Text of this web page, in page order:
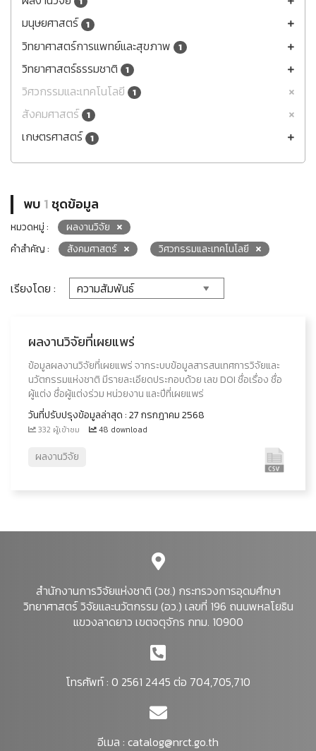
มนุษยศาสตร์ 1
วิทยาศาสตร์การแพทย์และสุขภาพ 1
วิทยาศาสตร์ธรรมชาติ 1
วิศวกรรมและเทคโนโลยี 1
สังคมศาสตร์ 1
เกษตรศาสตร์ 1
พบ 1ชุดข้อมูล
หมวดหมู่ :
ผลงานวิจัย
คำสำคัญ :
สังคมศาสตร์ วิศวกรรมและเทคโนโลยี
เรียงโดย :
ผลงานวิจัยที่เผยแพร่
ข้อมูลผลงานวิจัยที่เผยแพร่ จากระบบข้อมูลสารสนเทศการวิจัยและ
นวัตกรรมแห่งชาติ มีรายละเอียดประกอบด้วย เลข DOI ชื่อเรื่อง ชื่อ
ผู้แต่ง ชื่อผู้แต่งร่วม หน่วยงาน และปีที่เผยแพร่
วันที่ปรับปรุงข้อมูลล่าสุด : 27 กรกฎาคม 2568
332 ผู้เข้าชม 48 download
ผลงานวิจัย
สำนักงานการวิจัยแห่งชาติ (วช.) กระทรวงการอุดมศึกษา
วิทยาศาสตร์ วิจัยและนวัตกรรม (อว.) เลขที่ 196 ถนนพหลโยธิน
แขวงลาดยาว เขตจตุจักร กทม. 10900
โทรศัพท์ : 0 2561 2445 ต่อ 704,705,710
อีเมล : catalog@nrct.go.th